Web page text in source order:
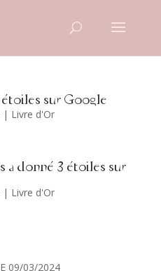
sur Google
| Livre d'Or
a donné 3 étoiles sur
| Livre d'Or
09/03/2024